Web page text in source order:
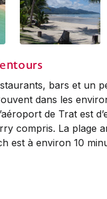
bars et un
dans les
de Trat est
compris. La plage
est à environ 10